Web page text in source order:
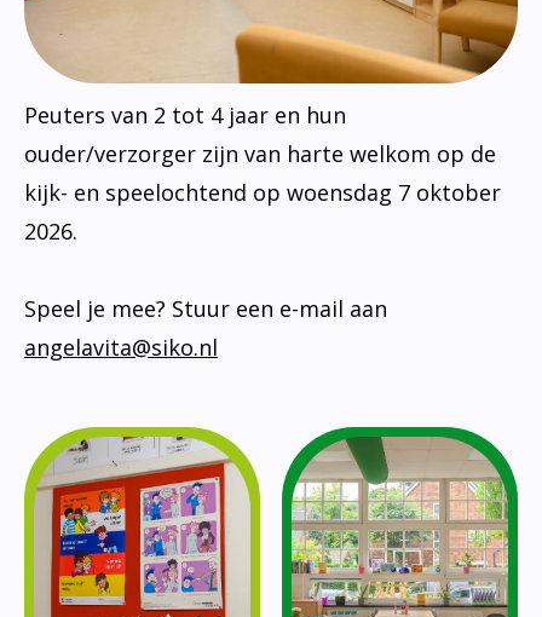
Peuters van 2 tot 4 jaar en hun
ouder/verzorger zijn van harte welkom op de
kijk- en speelochtend op woensdag 7 oktober
2026.
Speel je mee? Stuur een e-mail aan
angelavita@siko.nl